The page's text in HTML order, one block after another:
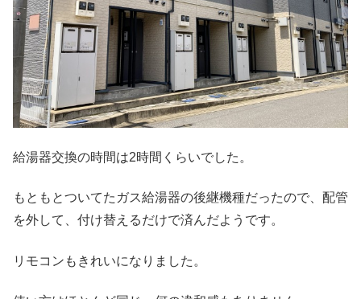
給湯器交換の時間は2時間くらいでした。
もともとついてたガス給湯器の後継機種だったので、配管
を外して、付け替えるだけで済んだようです。
リモコンもきれいになりました。